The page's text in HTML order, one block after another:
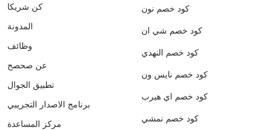
كن شريكا
المدونة
وظائف
عن صحصح
تطبيق الجوال
برنامج الاصدار التجريبي
مركز المساعدة
كود خصم نون
كود خصم شي ان
كود خصم النهدي
كود خصم نايس ون
كود خصم اي هيرب
كود خصم نمشي